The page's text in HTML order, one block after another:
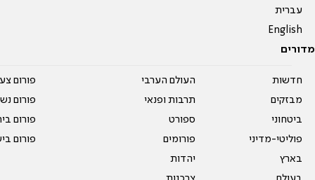
עברית
English
מדורים
חדשות
מבזקים
ביטחוני
פוליטי-מדיני
בארץ
העולם הערבי
תרבות ופנאי
ספורט
פורומים
יהדות
פורום
פורום
פורום
פורום